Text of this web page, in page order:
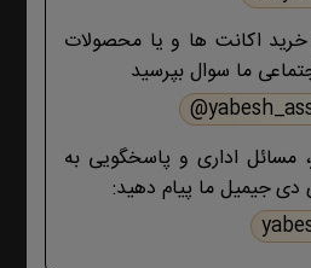
خرید اکانت ها و یا محصولات
ما سوال بپرسید
مسائل اداری و پاسخگویی به
جیمیل ما پیام دهید:
با ما در پایین صفحات یابش
مطابق موضوع با ما تماس
بگیرید. با تشکر